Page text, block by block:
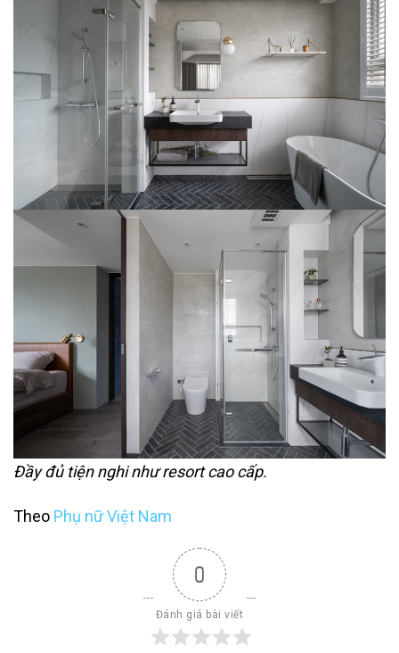
Đầy đủ tiện nghi như resort cao cấp.
Theo Phụ nữ Việt Nam
0
Đánh giá bài viết